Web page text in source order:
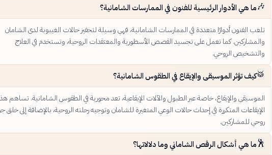
🎶ما هي الأدوار الرئيسية للفنون في الممارسات الشامانية؟
تلعب الفنون أدوارًا متعددة في الممارسات الشامانية، فهي وسيلة لتحفيز حالات الغيبوبة لدى الشامان
والمشاركين. كما تعمل على تجسيد القصص الأسطورية والمعتقدات الروحية، وتستخدم في العلاج
والتشخيص الروحي.
🥁كيف تؤثر الموسيقى والإيقاع في الطقوس الشامانية؟
الموسيقى والإيقاع، خاصة عبر الطبول والآلات الإيقاعية، تعد محورية في الطقوس الشامانية. تساهم
الإيقاعات المتكررة في إحداث حالات الوعي المتغيرة للشامان وتوجيه رحلته الروحية، بالإضافة إلى خلق
روحي للمشاركين.
🕺ما هي أشكال الرقص الشاماني وما دلالاتها؟